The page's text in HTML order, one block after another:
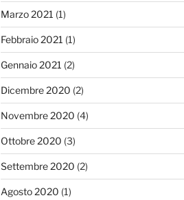
Marzo 2021 (1)
Febbraio 2021 (1)
Gennaio 2021 (2)
Dicembre 2020 (2)
Novembre 2020 (4)
Ottobre 2020 (3)
Settembre 2020 (2)
Agosto 2020 (1)